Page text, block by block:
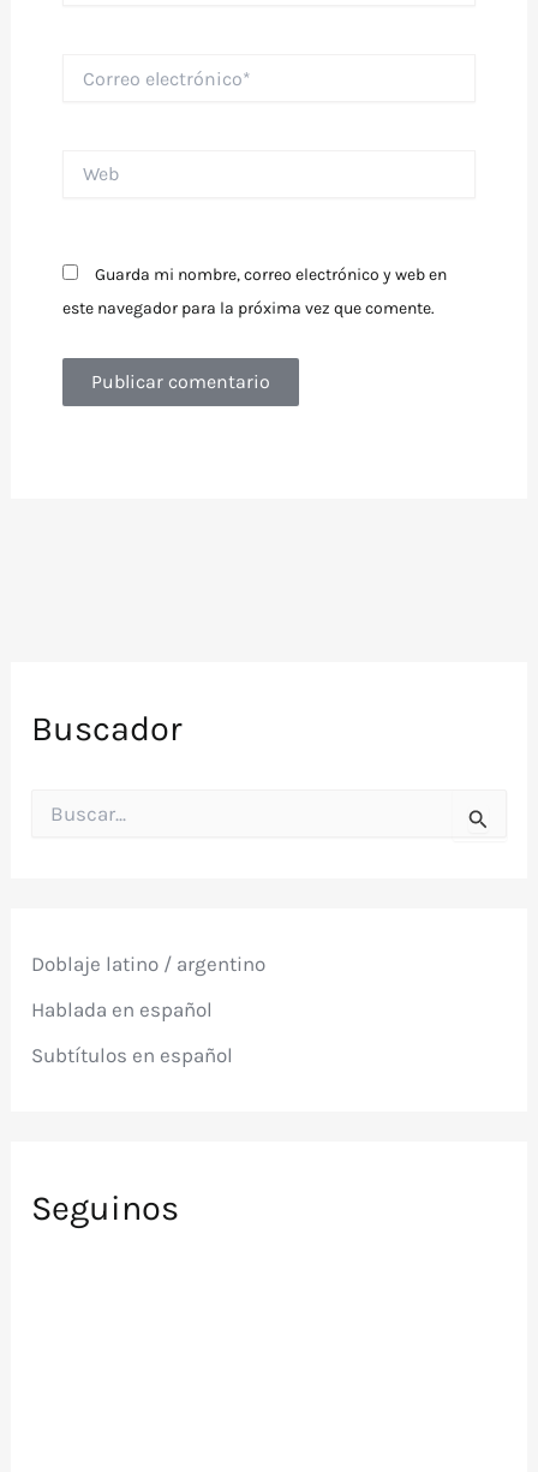
electrónico*
Guarda mi nombre, correo electrónico y web en
este navegador para la próxima vez que comente.
Buscador
o
:
Doblaje latino / argentino
Hablada en español
Subtítulos en español
Seguinos